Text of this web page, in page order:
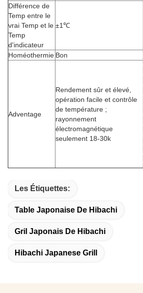
Différence de
Temp entre le
vrai Temp et le
Temp
d'indicateur
±1℃
Homéothermie Bon
Adventage
Rendement sûr et élevé,
opération facile et contrôle
de température ;
rayonnement
électromagnétique
seulement 18-30k
Les Étiquettes:
Table Japonaise De Hibachi
Gril Japonais De Hibachi
Hibachi Japanese Grill